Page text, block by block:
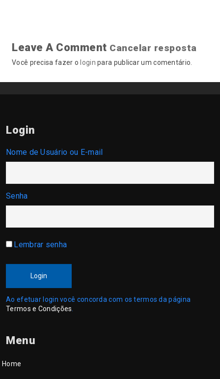
Leave A Comment Cancelar resposta
Você precisa fazer o login para publicar um comentário.
Login
Nome de Usuário ou E-mail
Senha
Lembrar senha
Login
Ao efetuar login você concorda com os termos da página
Termos e Condições
Menu
Home